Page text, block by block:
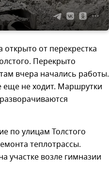
от перекрестка
Перекрыто
вчера начались работы.
еще не ходит. Маршрутки
по улицам Толстого
теплотрассы.
участке возле гимназии